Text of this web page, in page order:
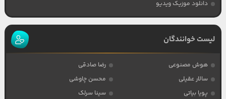
دانلود موزیک ویدیو
لیست خوانندگان
هوش مصنوعی
رضا صادقی
سالار عقیلی
محسن چاوشی
پویا بیاتی
سینا سرلک